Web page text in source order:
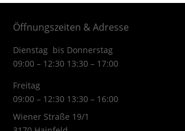
Öffnungszeiten & Adresse
Dienstag bis Donnerstag
09:00 – 12:30 13:30 – 17:00
Freitag
09:00 – 12:30 13:30 – 16:00
Wiener Straße 19/1